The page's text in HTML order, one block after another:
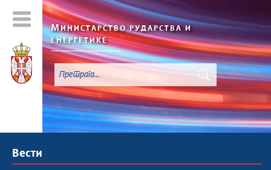
МИНИСТАРСТВО РУДАРСТВА И
ЕНЕРГЕТИКЕ
Вести